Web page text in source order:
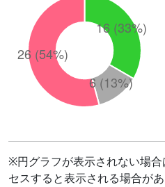
※円グラフが表示されない場
セスすると表示される場合があ